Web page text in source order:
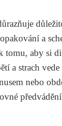
a
tomu, aby si
a strach
nebo